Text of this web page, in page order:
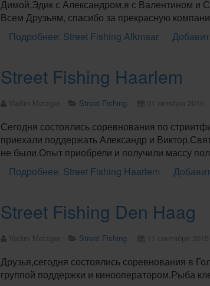
Димой,Эдик с Александром,я с Валентином и
Всем Друзьям, спасибо за прекрасную
Подробнее: Street Fishing Alkmaar
Street Fishing Haarlem
Vadim Metzger Street Fishing. 01 октября 2015
Сегодня состоялись соревнования по
приехали поддержать Александр и
не были.Опыт приобрели и получили массу
Подробнее: Street Fishing Haarlem
Street Fishing Den Haag
Vadim Metzger Street Fishing. 11 сентября 2015
Друзья,сегодня состоялись соревнования в
группой поддержки и кинооператором.Рыба